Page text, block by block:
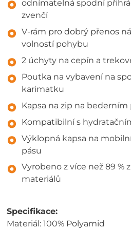
odnímatelná spodní
zvenčí
V-rám pro dobrý přenos
volností pohybu
2 úchyty na cepín a
Poutka na vybavení na
karimatku
Kapsa na zip na bederním
Kompatibilní s
Výklopná kapsa na
pásu
Vyrobeno z více než 89 %
materiálů
Specifikace:
Materiál: 100% Polyamid